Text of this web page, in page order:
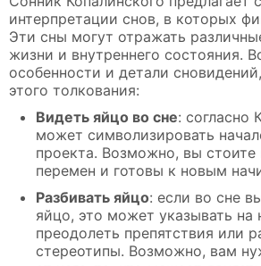
интерпретации снов, в которых
Эти сны могут отражать
жизни и внутреннего состояния.
особенности и детали
этого толкования:
Видеть яйцо во сне: согласно
может символизировать
проекта. Возможно, вы
перемен и готовы к новым
Разбивать яйцо: если во сне
яйцо, это может указывать на
преодолеть препятствия или
стереотипы. Возможно, вам